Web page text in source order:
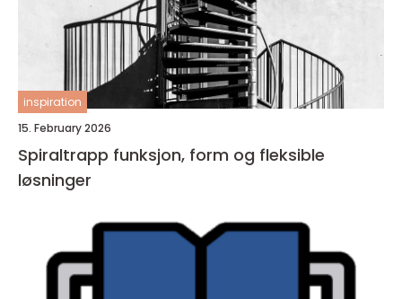
inspiration
15. February 2026
Spiraltrapp funksjon, form og fleksible
løsninger